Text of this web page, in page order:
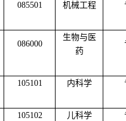
085501 机械工程
086000
生物与医
药
105101 内科学
105102 儿科学